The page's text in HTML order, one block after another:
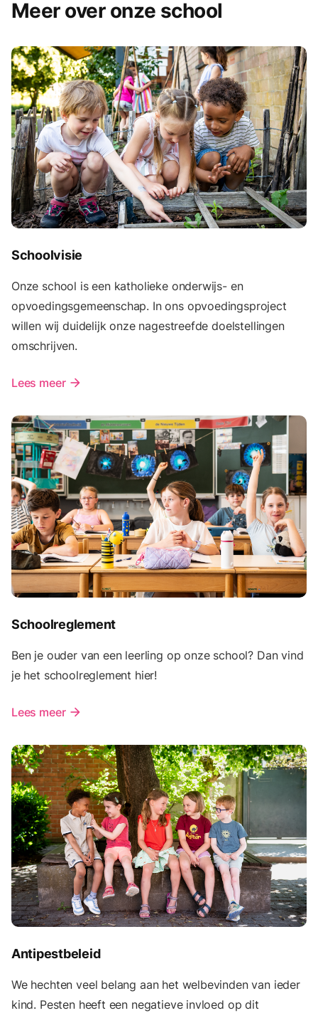
Meer over onze school
Schoolvisie
Onze school is een katholieke onderwijs- en
opvoedingsgemeenschap. In ons opvoedingsproject
willen wij duidelijk onze nagestreefde doelstellingen
omschrijven.
Lees meer arrow_forward
Schoolreglement
Ben je ouder van een leerling op onze school? Dan vind
je het schoolreglement hier!
Lees meer arrow_forward
Antipestbeleid
We hechten veel belang aan het welbevinden van ieder
kind. Pesten heeft een negatieve invloed op dit